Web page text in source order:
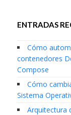
ENTRADAS
Cómo
contenedores
Compose
Cómo
Sistema
Arquitectura